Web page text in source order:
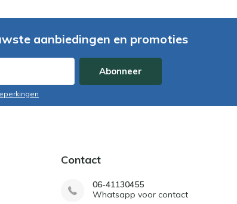
aanbiedingen en promoties
Abonneer
Contact
06-41130455
Whatsapp voor contact